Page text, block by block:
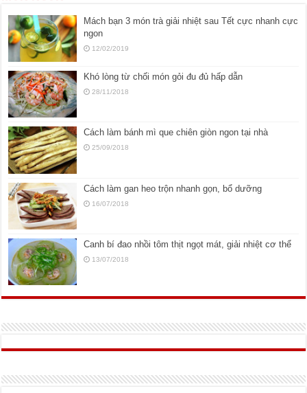
Mách bạn 3 món trà giải nhiệt sau Tết cực nhanh cực
ngon
12/02/2019
Khó lòng từ chối món gỏi đu đủ hấp dẫn
28/11/2018
Cách làm bánh mì que chiên giòn ngon tại nhà
25/09/2018
Cách làm gan heo trộn nhanh gọn, bổ dưỡng
16/07/2018
Canh bí đao nhồi tôm thịt ngọt mát, giải nhiệt cơ thể
13/07/2018